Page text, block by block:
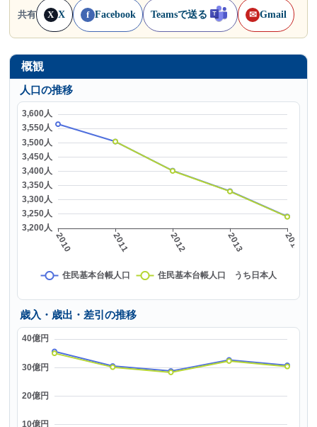
共有 X X f Facebook Teamsで送る ✉ Gmail
概観
人口の推移
歳入・歳出・差引の推移